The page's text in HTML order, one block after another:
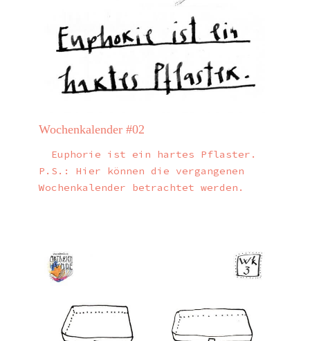
Wochenkalender #02
Euphorie ist ein hartes Pflaster.
P.S.: Hier können die vergangenen
Wochenkalender betrachtet werden.